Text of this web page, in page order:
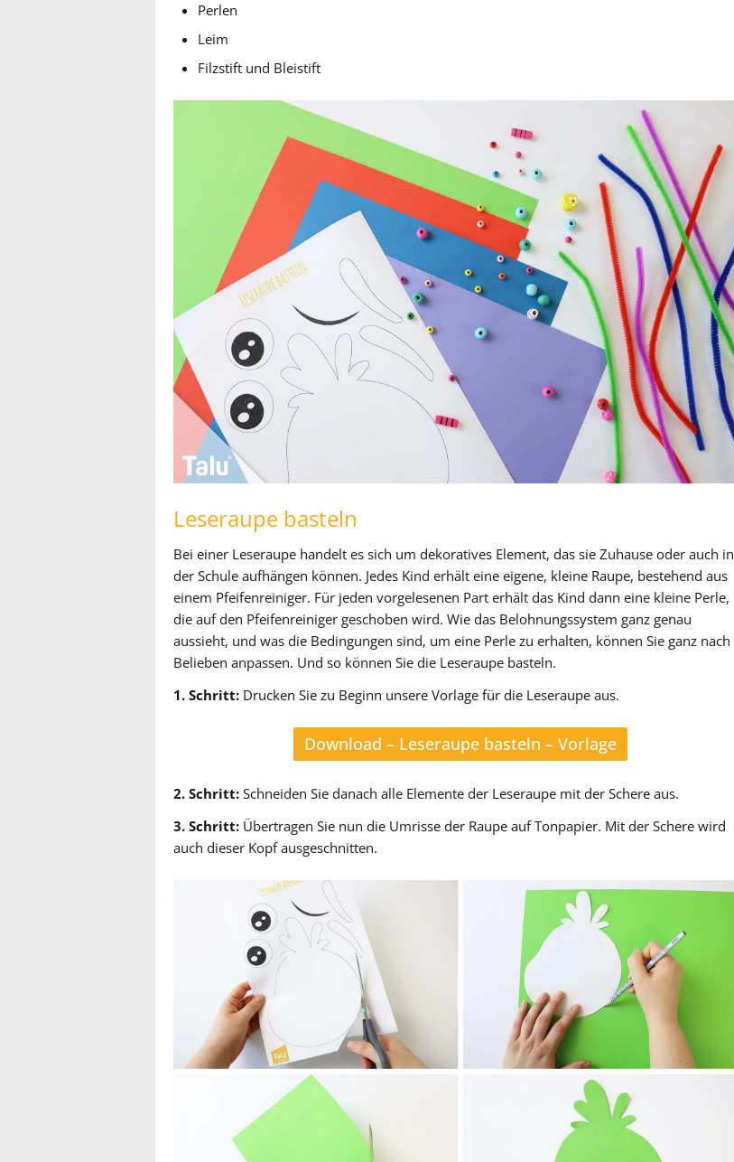
Perlen
Leim
Filzstift und Bleistift
Leseraupe basteln
Bei einer Leseraupe handelt es sich um dekoratives Element, das sie Zuhause oder auch in
der Schule aufhängen können. Jedes Kind erhält eine eigene, kleine Raupe, bestehend aus
einem Pfeifenreiniger. Für jeden vorgelesenen Part erhält das Kind dann eine kleine Perle,
die auf den Pfeifenreiniger geschoben wird. Wie das Belohnungssystem ganz genau
aussieht, und was die Bedingungen sind, um eine Perle zu erhalten, können Sie ganz nach
Belieben anpassen. Und so können Sie die Leseraupe basteln.
1. Schritt: Drucken Sie zu Beginn unsere Vorlage für die Leseraupe aus.
Download – Leseraupe basteln – Vorlage
2. Schritt: Schneiden Sie danach alle Elemente der Leseraupe mit der Schere aus.
3. Schritt: Übertragen Sie nun die Umrisse der Raupe auf Tonpapier. Mit der Schere wird
auch dieser Kopf ausgeschnitten.